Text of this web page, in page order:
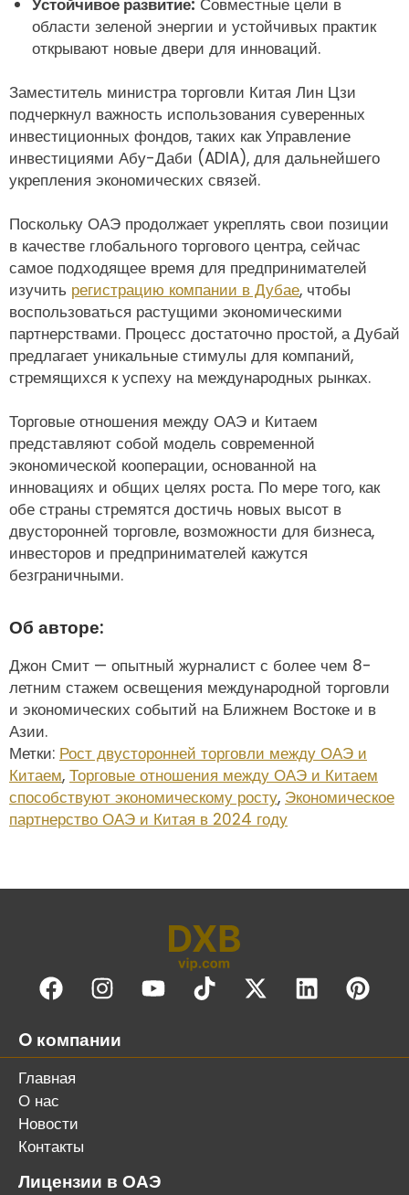
Устойчивое развитие: Совместные цели в
области зеленой энергии и устойчивых практик
открывают новые двери для инноваций.
Заместитель министра торговли Китая Лин Цзи
подчеркнул важность использования суверенных
инвестиционных фондов, таких как Управление
инвестициями Абу-Даби (ADIA), для дальнейшего
укрепления экономических связей.
Поскольку ОАЭ продолжает укреплять свои позиции
в качестве глобального торгового центра, сейчас
самое подходящее время для предпринимателей
изучить регистрацию компании в Дубае, чтобы
воспользоваться растущими экономическими
партнерствами. Процесс достаточно простой, а Дубай
предлагает уникальные стимулы для компаний,
стремящихся к успеху на международных рынках.
Торговые отношения между ОАЭ и Китаем
представляют собой модель современной
экономической кооперации, основанной на
инновациях и общих целях роста. По мере того, как
обе страны стремятся достичь новых высот в
двусторонней торговле, возможности для бизнеса,
инвесторов и предпринимателей кажутся
безграничными.
Об авторе:
Джон Смит — опытный журналист с более чем 8-
летним стажем освещения международной торговли
и экономических событий на Ближнем Востоке и в
Азии.
Метки: Рост двусторонней торговли между ОАЭ и
Китаем, Торговые отношения между ОАЭ и Китаем
способствуют экономическому росту, Экономическое
партнерство ОАЭ и Китая в 2024 году
O компании
Главная
О нас
Новости
Контакты
Лицензии в ОАЭ